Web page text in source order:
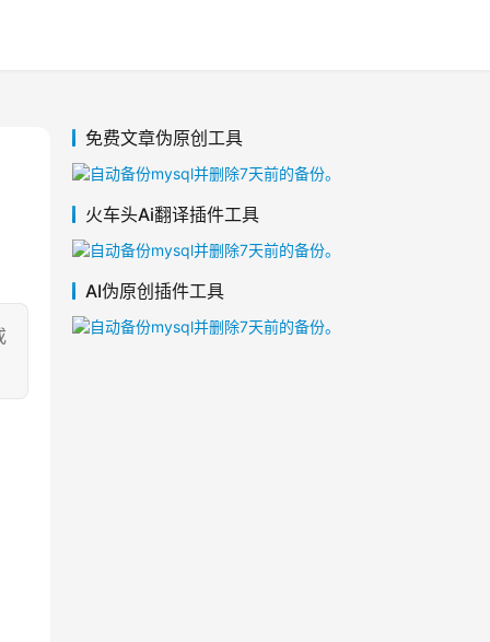
免费文章伪原创工具
火车头Ai翻译插件工具
AI伪原创插件工具